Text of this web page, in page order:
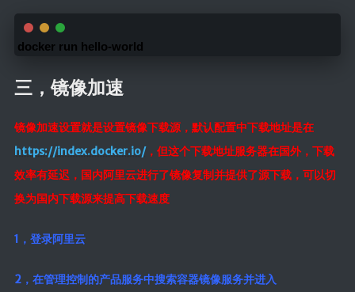
docker run hello-world
三，镜像加速
镜像加速设置就是设置镜像下载源，默认配置中下载地址是在
https://index.docker.io/，但这个下载地址服务器在国外，下载
效率有延迟，国内阿里云进行了镜像复制并提供了源下载，可以切
换为国内下载源来提高下载速度
1，登录阿里云
2，在管理控制的产品服务中搜索容器镜像服务并进入